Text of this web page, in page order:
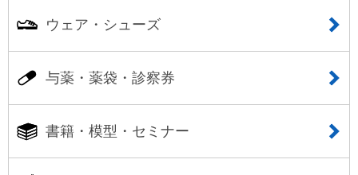
ウェア・シューズ
与薬・薬袋・診察券
書籍・模型・セミナー